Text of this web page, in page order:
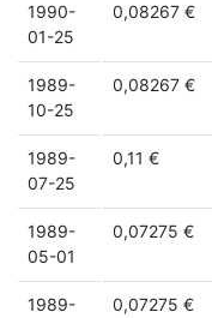
1990-
01-25
0,08267 €
1989-
10-25
0,08267 €
1989-
07-25
0,11 €
1989-
05-01
0,07275 €
1989-
0,07275 €